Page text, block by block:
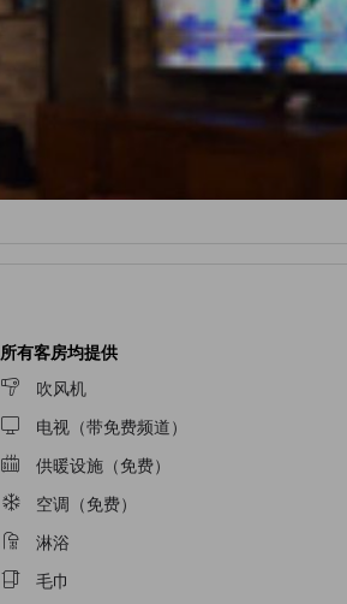
所有客房均提供
吹风机
电视（带免费频道）
供暖设施（免费）
空调（免费）
淋浴
毛巾